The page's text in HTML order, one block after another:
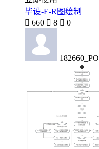
毕设-E-R图绘制
 660  8  0
182660_PO